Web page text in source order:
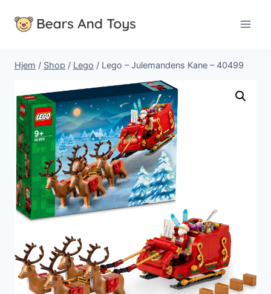
Hjem / Shop / Lego / Lego – Julemandens Kane – 40499